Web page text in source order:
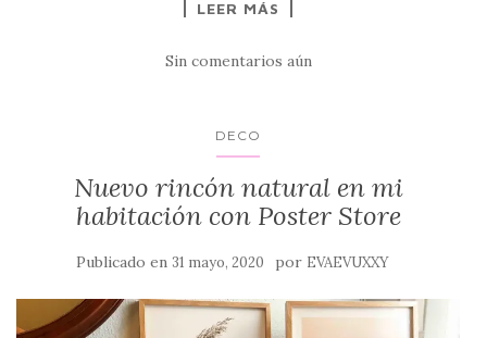
LEER MÁS
Sin comentarios aún
DECO
Nuevo rincón natural en mi
habitación con Poster Store
Publicado en 31 mayo, 2020 por EVAEVUXXY